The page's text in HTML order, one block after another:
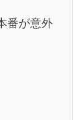
番が意外